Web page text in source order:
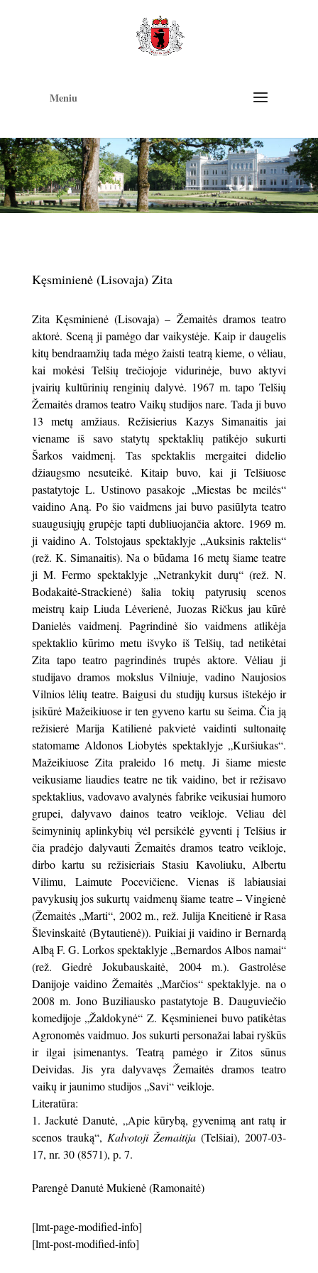
Meniu
Kęsminienė (Lisovaja) Zita
Zita Kęsminienė (Lisovaja) – Žemaitės dramos teatro
aktorė. Sceną ji pamėgo dar vaikystėje. Kaip ir daugelis
kitų bendraamžių tada mėgo žaisti teatrą kieme, o vėliau,
kai mokėsi Telšių trečiojoje vidurinėje, buvo aktyvi
įvairių kultūrinių renginių dalyvė. 1967 m. tapo Telšių
Žemaitės dramos teatro Vaikų studijos nare. Tada ji buvo
13 metų amžiaus. Režisierius Kazys Simanaitis jai
viename iš savo statytų spektaklių patikėjo sukurti
Šarkos vaidmenį. Tas spektaklis mergaitei didelio
džiaugsmo nesuteikė. Kitaip buvo, kai ji Telšiuose
pastatytoje L. Ustinovo pasakoje „Miestas be meilės“
vaidino Aną. Po šio vaidmens jai buvo pasiūlyta teatro
suaugusiųjų grupėje tapti dubliuojančia aktore. 1969 m.
ji vaidino A. Tolstojaus spektaklyje „Auksinis raktelis“
(rež. K. Simanaitis). Na o būdama 16 metų šiame teatre
ji M. Fermo spektaklyje „Netrankykit durų“ (rež. N.
Bodakaitė-Strackienė) šalia tokių patyrusių scenos
meistrų kaip Liuda Lėverienė, Juozas Ričkus jau kūrė
Danielės vaidmenį. Pagrindinė šio vaidmens atlikėja
spektaklio kūrimo metu išvyko iš Telšių, tad netikėtai
Zita tapo teatro pagrindinės trupės aktore. Vėliau ji
studijavo dramos mokslus Vilniuje, vadino Naujosios
Vilnios lėlių teatre. Baigusi du studijų kursus ištekėjo ir
įsikūrė Mažeikiuose ir ten gyveno kartu su šeima. Čia ją
režisierė Marija Katilienė pakvietė vaidinti sultonaitę
statomame Aldonos Liobytės spektaklyje „Kuršiukas“.
Mažeikiuose Zita praleido 16 metų. Ji šiame mieste
veikusiame liaudies teatre ne tik vaidino, bet ir režisavo
spektaklius, vadovavo avalynės fabrike veikusiai humoro
grupei, dalyvavo dainos teatro veikloje. Vėliau dėl
šeimyninių aplinkybių vėl persikėlė gyventi į Telšius ir
čia pradėjo dalyvauti Žemaitės dramos teatro veikloje,
dirbo kartu su režisieriais Stasiu Kavoliuku, Albertu
Vilimu, Laimute Pocevičiene. Vienas iš labiausiai
pavykusių jos sukurtų vaidmenų šiame teatre – Vingienė
(Žemaitės „Marti“, 2002 m., rež. Julija Kneitienė ir Rasa
Šlevinskaitė (Bytautienė)). Puikiai ji vaidino ir Bernardą
Albą F. G. Lorkos spektaklyje „Bernardos Albos namai“
(rež. Giedrė Jokubauskaitė, 2004 m.). Gastrolėse
Danijoje vaidino Žemaitės „Marčios“ spektaklyje. na o
2008 m. Jono Buziliausko pastatytoje B. Dauguviečio
komedijoje „Žaldokynė“ Z. Kęsminienei buvo patikėtas
Agronomės vaidmuo. Jos sukurti personažai labai ryškūs
ir ilgai įsimenantys. Teatrą pamėgo ir Zitos sūnus
Deividas. Jis yra dalyvavęs Žemaitės dramos teatro
vaikų ir jaunimo studijos „Savi“ veikloje.
Literatūra:
Jackutė Danutė, „Apie kūrybą, gyvenimą ant ratų ir
scenos trauką“, Kalvotoji Žemaitija (Telšiai), 2007-03-
17, nr. 30 (8571), p. 7.
Parengė Danutė Mukienė (Ramonaitė)
[lmt-page-modified-info]
[lmt-post-modified-info]